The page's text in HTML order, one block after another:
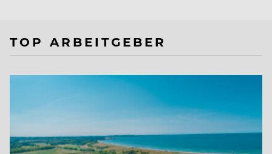
TOP ARBEITGEBER